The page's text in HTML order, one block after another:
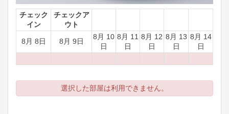
チェック
イン
チェックア
ウト
8月 8日 8月 9日
8月 10
日
8月 11
日
8月 12
日
8月 13
日
8月 14
日
選択した部屋は利用できません。